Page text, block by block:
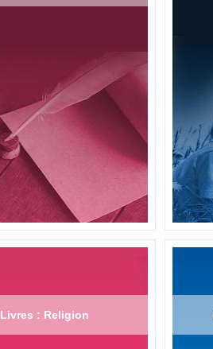
Livres : Religion